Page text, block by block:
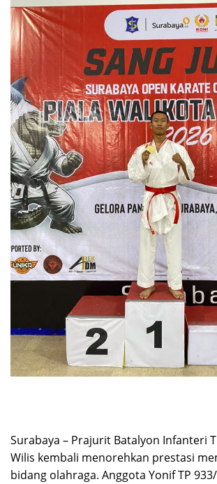
Surabaya – Prajurit Batalyon Infanteri
Wilis kembali menorehkan prestasi
bidang olahraga. Anggota Yonif TP